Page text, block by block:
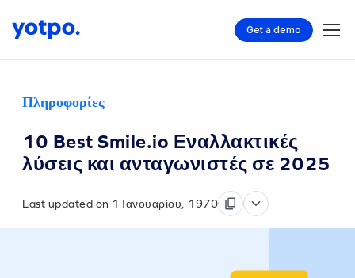
Get a demo
Πληροφορίες
10 Best Smile.io Εναλλακτικές
λύσεις και ανταγωνιστές σε 2025
Last updated on 1 Ιανουαρίου, 1970